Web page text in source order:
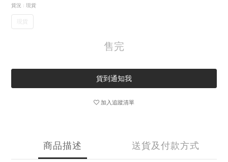
貨況 : 現貨
現貨
售完
貨到通知我
加入追蹤清單
商品描述 送貨及付款方式